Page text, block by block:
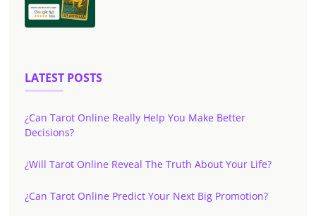
LATEST POSTS
¿Can Tarot Online Really Help You Make Better
Decisions?
¿Will Tarot Online Reveal The Truth About Your Life?
¿Can Tarot Online Predict Your Next Big Promotion?